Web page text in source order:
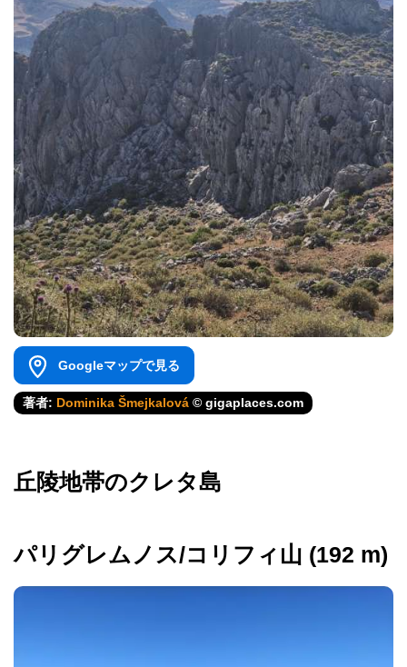
Googleマップで見る
著者: Dominika Šmejkalová © gigaplaces.com
丘陵地帯のクレタ島
パリグレムノス/コリフィ山 (192 m)